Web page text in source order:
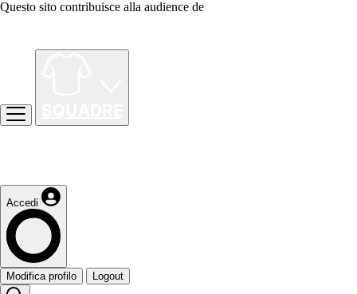
Questo sito contribuisce alla audience de
Accedi
Modifica profilo Logout